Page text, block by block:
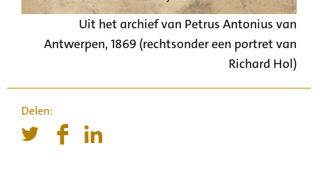
Uit het archief van Petrus Antonius van
Antwerpen, 1869 (rechtsonder een portret van
Richard Hol)